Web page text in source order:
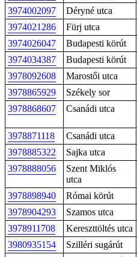
3974002097
Déryné utca
3974021286
Fürj utca
3974026047
Budapesti körút
3974034387
Budapesti körút
3978092608
Marostői utca
3978865929
Székely sor
3978868607
Csanádi utca
3978871118 Csanádi utca
3978885322
Sajka utca
3978888056
Szent Miklós
utca
3978898940 Római körút
3978904293
Szamos utca
3978911708
Kereszttöltés utca
3980935154
Szilléri sugárút